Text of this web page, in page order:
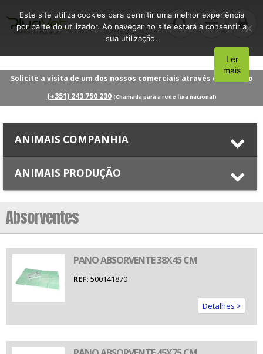
Solicite a visita de um dos nossos comerciais através do número
(+351) 243 750 230 (Chamada para a rede fixa nacional)
ANIMAIS COMPANHIA
ANIMAIS PRODUÇÃO
Absorventes
PANO ABSORVENTE 38X45 CM
REF: 500141870
Detalhes >
Este site utiliza cookies para permitir uma melhor experiência
por parte do utilizador. Ao navegar no site estará a consentir a
sua utilização.
Aceito
Ler
mais